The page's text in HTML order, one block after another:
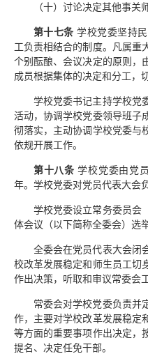
（十）讨论决定其他事关
第十七条 学校党委坚持
工负责相结合的制度。凡属重
个别酝酿、会议决定的原则，
成员根据集体的决定和分工，
学校党委书记主持学校党
活动，协调学校党委领导班子
彻落实，主动协调学校党委与
依规开展工作。
第十八条 学校党委由党
年。学校党委对党员代表大会
学校党委设立常务委员会
体会议（以下简称全委会）选
全委会在党员代表大会闭
校改革发展稳定和师生员工切
作出决策，听取和审议常委会
常委会对学校党委负责并
作，主要对学校改革发展稳定
等方面的重要事项作出决定，
提名、决定任免干部。